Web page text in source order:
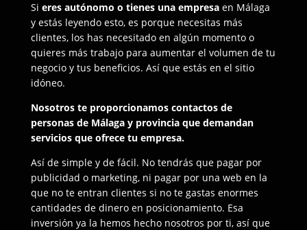
Si eres autónomo o tienes una empresa en Málaga
y estás leyendo esto, es porque necesitas más
clientes, los has necesitado en algún momento o
quieres más trabajo para aumentar el volumen de tu
negocio y tus beneficios. Así que estás en el sitio
idóneo.
Nosotros te proporcionamos contactos de
personas de Málaga y provincia que demandan
servicios que ofrece tu empresa.
Así de simple y de fácil. No tendrás que pagar por
publicidad o marketing, ni pagar por una web en la
que no te entran clientes si no te gastas enormes
cantidades de dinero en posicionamiento. Esa
inversión ya la hemos hecho nosotros por ti, así que